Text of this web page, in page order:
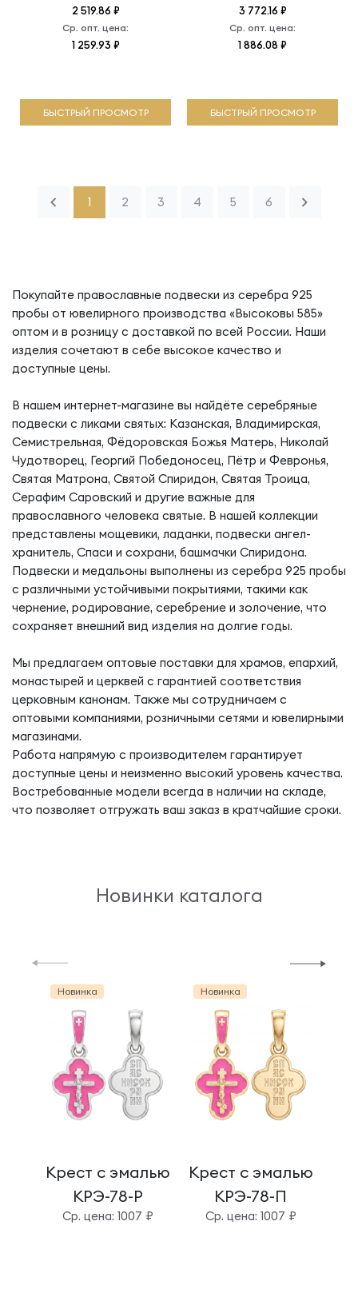
2 519.86 ₽
Ср. опт. цена:
1 259.93 ₽
БЫСТРЫЙ ПРОСМОТР
3 772.16 ₽
Ср. опт. цена:
1 886.08 ₽
БЫСТРЫЙ ПРОСМОТР
1 2 3 4 5 6
Покупайте православные подвески из серебра 925
пробы от ювелирного производства «Высоковы 585»
оптом и в розницу с доставкой по всей России. Наши
изделия сочетают в себе высокое качество и
доступные цены.
В нашем интернет-магазине вы найдёте серебряные
подвески с ликами святых: Казанская, Владимирская,
Семистрельная, Фёдоровская Божья Матерь, Николай
Чудотворец, Георгий Победоносец, Пётр и Февронья,
Святая Матрона, Святой Спиридон, Святая Троица,
Серафим Саровский и другие важные для
православного человека святые. В нашей коллекции
представлены мощевики, ладанки, подвески ангел-
хранитель, Спаси и сохрани, башмачки Спиридона.
Подвески и медальоны выполнены из серебра 925 пробы
с различными устойчивыми покрытиями, такими как
чернение, родирование, серебрение и золочение, что
сохраняет внешний вид изделия на долгие годы.
Мы предлагаем оптовые поставки для храмов, епархий,
монастырей и церквей с гарантией соответствия
церковным канонам. Также мы сотрудничаем с
оптовыми компаниями, розничными сетями и ювелирными
магазинами.
Работа напрямую с производителем гарантирует
доступные цены и неизменно высокий уровень качества.
Востребованные модели всегда в наличии на складе,
что позволяет отгружать ваш заказ в кратчайшие сроки.
Новинки каталога
Новинка
Крест с эмалью
КРЭ-78-Р
Cр. цена: 1007 ₽
Новинка
Крест с эмалью
КРЭ-78-П
Cр. цена: 1007 ₽